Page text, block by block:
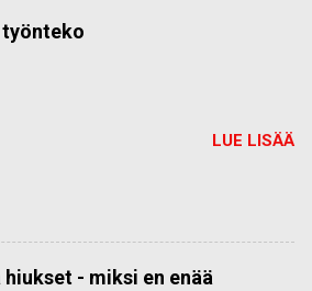
työnteko
LUE LISÄÄ
- miksi en enää